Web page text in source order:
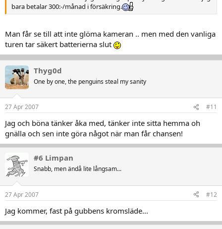
bara betalar 300:-/månad i försäkring.
Man får se till att inte glöma kameran .. men med den vanliga
turen tar säkert batterierna slut
Thyg0d
One by one, the penguins steal my sanity
27 Apr 2007 #11
Jag och böna tänker åka med, tänker inte sitta hemma oh
gnälla och sen inte göra något när man får chansen!
#6 Limpan
Snabb, men ändå lite långsam...
27 Apr 2007 #12
Jag kommer, fast på gubbens kromsläde...